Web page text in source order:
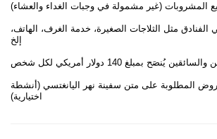
المشروبات (غير مشمولة في وجبات الغداء والعشاء)
الفنادق مثل الثلاجات الصغيرة، خدمة الغرف، الهاتف،
إلخ
بمبلغ 140 دولار أمريكي لكل شخص
المطلوبة على متن سفينة نهر اليانغتسي (أنشطة
اختيارية)